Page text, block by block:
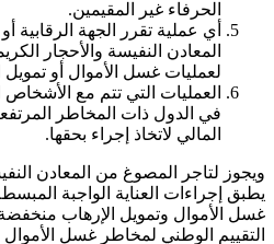
الحرفاء غير المقيمين.
أي عملية تقرر الجهة الرقابية
المعادن النفيسة والأحجار
لعمليات غسل الأموال أو تمويل
العمليات التي تتم مع الأشخاص
في الدول ذات المخاطر
المالي لاتخاذ إجراء بحقها.
ويجوز لتاجر المصوغ من المعادن
يطبق إجراءات العناية الواجبة
غسل الأموال وتمويل الإرهاب
التقييم الوطني لمخاطر غسل الأموال